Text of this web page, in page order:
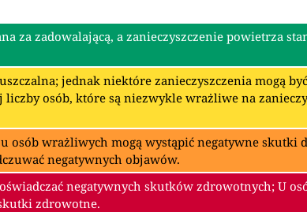
za zadowalającą, a zanieczyszczenie powietrza
jednak niektóre zanieczyszczenia mogą być
osób, które są niezwykle wrażliwe na
osób wrażliwych mogą wystąpić negatywne skutki
negatywnych objawów.
negatywnych skutków zdrowotnych; U
zdrowotne.